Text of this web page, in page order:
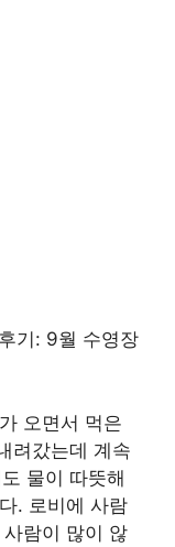
오면서 먹은
려갔는데 계속
물이 따뜻해
. 로비에 사람
람이 많이 않